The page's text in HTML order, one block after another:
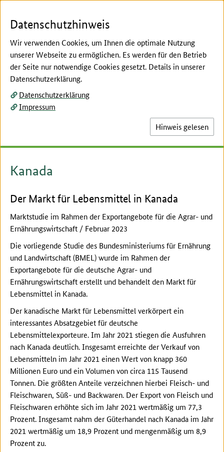
Hier beginnt der Hauptinhalt dieser Seite
Länderberichte und
Kanada
Der Markt für Lebensmittel in Kanada
Marktstudie im Rahmen der Exportangebote für die Agrar- und
Ernährungswirtschaft / Februar 2023
Die vorliegende Studie des Bundesministeriums für Ernährung
und Landwirtschaft (BMEL) wurde im Rahmen der
Exportangebote für die deutsche Agrar- und
Ernährungswirtschaft erstellt und behandelt den Markt für
Lebensmittel in Kanada.
Der kanadische Markt für Lebensmittel verkörpert ein
interessantes Absatzgebiet für deutsche
Lebensmittelexporteure. Im Jahr 2021 stiegen die Ausfuhren
nach Kanada deutlich. Insgesamt erreichte der Verkauf von
Lebensmitteln im Jahr 2021 einen Wert von knapp 360
Millionen Euro und ein Volumen von circa 115 Tausend
Tonnen. Die größten Anteile verzeichnen hierbei Fleisch- und
Fleischwaren, Süß- und Backwaren. Der Export von Fleisch und
Fleischwaren erhöhte sich im Jahr 2021 wertmäßig um 77,3
Prozent. Insgesamt nahm der Güterhandel nach Kanada im Jahr
2021 wertmäßig um 18,9 Prozent und mengenmäßig um 8,9
Prozent zu.
Datenschutzhinweis
Wir verwenden Cookies, um Ihnen die optimale Nutzung
unserer Webseite zu ermöglichen. Es werden für den Betrieb
der Seite nur notwendige Cookies gesetzt. Details in unserer
Datenschutzerklärung.
Datenschutzerklärung
Impressum
Hinweis gelesen